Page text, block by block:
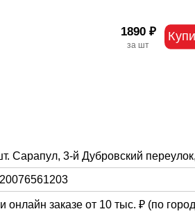
1890 ₽
Сарапул, 3-й Дубровский
онлайн заказе от 10 тыс. ₽ (по